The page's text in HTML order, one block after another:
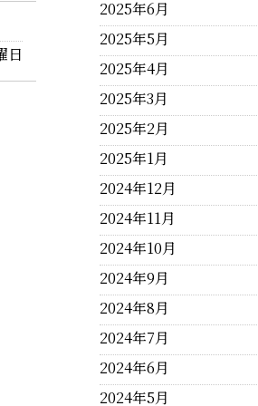
日
2025年6月
2025年5月
2025年4月
2025年3月
2025年2月
2025年1月
2024年12月
2024年11月
2024年10月
2024年9月
2024年8月
2024年7月
2024年6月
2024年5月